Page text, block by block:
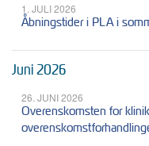
1. JULI 2026
Åbningstider i PLA i
Juni 2026
26. JUNI 2026
Overenskomsten for